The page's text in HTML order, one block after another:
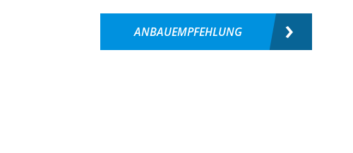
ANBAUEMPFEHLUNG